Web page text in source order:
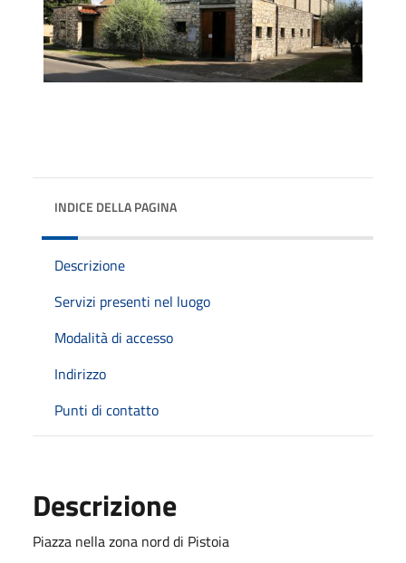
INDICE DELLA PAGINA
Descrizione
Servizi presenti nel luogo
Modalità di accesso
Indirizzo
Punti di contatto
Descrizione
Piazza nella zona nord di Pistoia